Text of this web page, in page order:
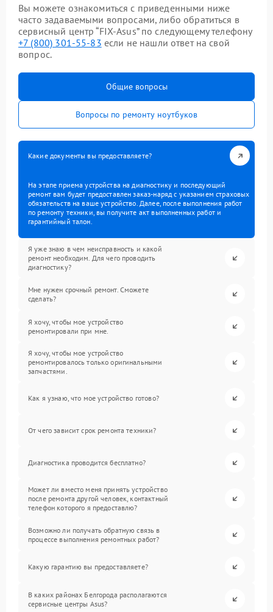
Вы можете ознакомиться с приведенными ниже
часто задаваемыми вопросами, либо обратиться в
сервисный центр “FIX-Asus” по следующему телефону
+7 (800) 301-55-83 если не нашли ответ на свой
вопрос.
Общие вопросы
Вопросы по ремонту ноутбуков
Какие документы вы предоставляете?
На этапе приема устройства на диагностику и последующий
ремонт вам будет предоставлен заказ-наряд с указанием страховых
обязательств на ваше устройство. Далее, после выполнения работ
по ремонту техники, вы получите акт выполненных работ и
гарантийный талон.
Я уже знаю в чем неисправность и какой
ремонт необходим. Для чего проводить
диагностику?
Мне нужен срочный ремонт. Сможете
сделать?
Я хочу, чтобы мое устройство
ремонтировали при мне.
Я хочу, чтобы мое устройство
ремонтировалось только оригинальными
запчастями.
Как я узнаю, что мое устройство готово?
От чего зависит срок ремонта техники?
Диагностика проводится бесплатно?
Может ли вместо меня принять устройство
после ремонта другой человек, контактный
телефон которого я предоставлю?
Возможно ли получать обратную связь в
процессе выполнения ремонтных работ?
Какую гарантию вы предоставляете?
В каких районах Белгорода располагаются
сервисные центры Asus?